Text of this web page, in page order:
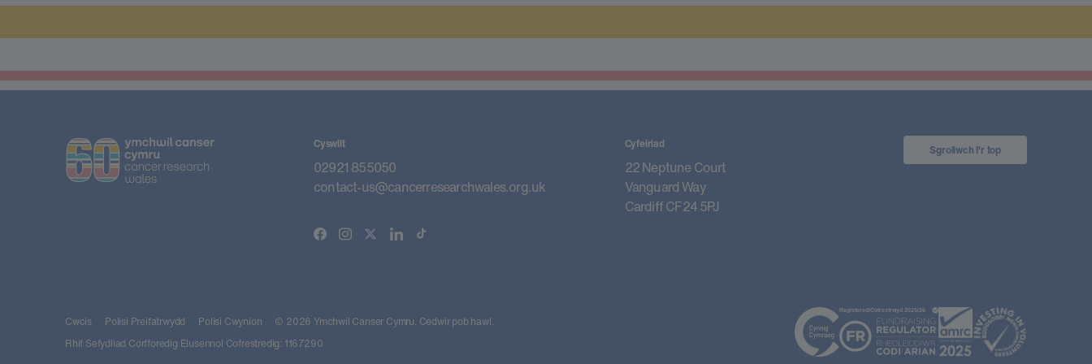
Sgroliwch I'r top
Cyswllt
02921 855050
contact-us@cancerresearchwales.org.uk
Cyfeiriad
22 Neptune Court
Vanguard Way
Cardiff CF24 5PJ
Cwcis Polisi Preifatrwydd Polisi Cwynion
© 2026 Ymchwil Canser Cymru. Cedwir pob hawl.
Rhif Sefydliad Corfforedig Elusennol Cofrestredig: 1167290